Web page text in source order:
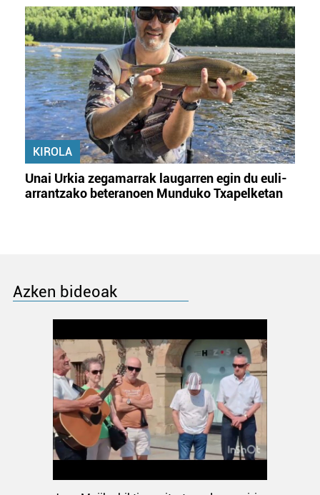
KIROLA
Unai Urkia zegamarrak laugarren egin du euli-
arrantzako beteranoen Munduko Txapelketan
Azken bideoak